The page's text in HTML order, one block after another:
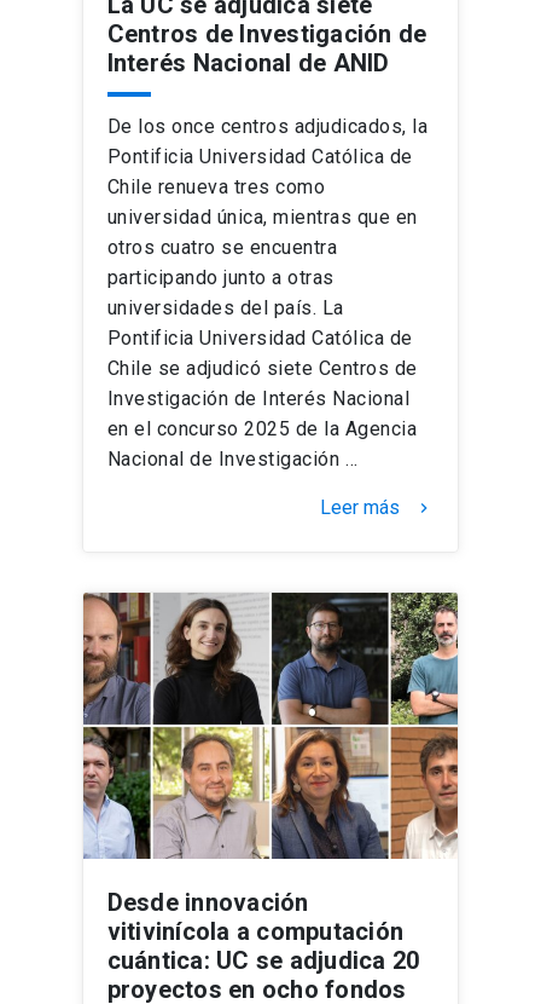
Centros de Investigación de
Interés Nacional de ANID
De los once centros adjudicados, la
Pontificia Universidad Católica de
Chile renueva tres como
universidad única, mientras que en
otros cuatro se encuentra
participando junto a otras
universidades del país. La
Pontificia Universidad Católica de
Chile se adjudicó siete Centros de
Investigación de Interés Nacional
en el concurso 2025 de la Agencia
Nacional de Investigación …
Leer más keyboard_arrow_right
Desde innovación
vitivinícola a computación
cuántica: UC se adjudica 20
proyectos en ocho fondos